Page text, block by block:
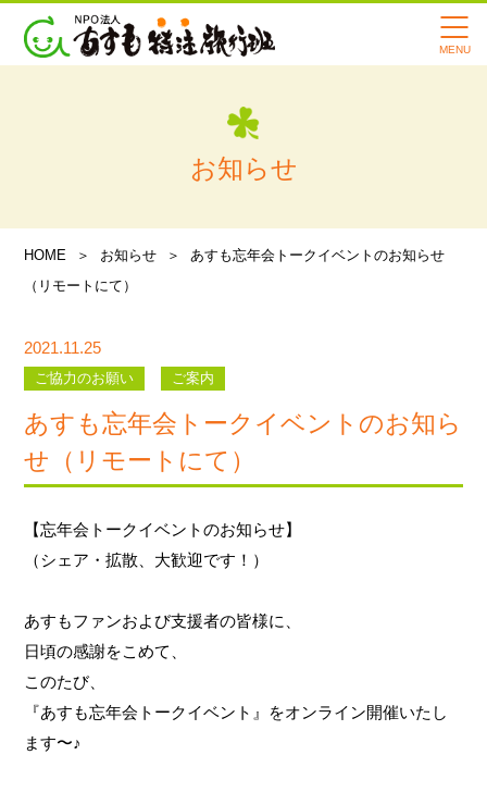
あすもの転院サービスの特徴
付・支援のお願い
習会・イベント情報
知らせ
受付時間 月～金 8:30~18:30
定休日 日、祝
お知らせ
HOME お知らせ
あすも忘年会トークイベントのお知らせ
（リモートにて）
2021.11.25
ご協力のお願い ご案内
あすも忘年会トークイベントのお知ら
せ（リモートにて）
【忘年会トークイベントのお知らせ】
（シェア・拡散、大歓迎です！）
あすもファンおよび支援者の皆様に、
日頃の感謝をこめて、
このたび、
『あすも忘年会トークイベント』をオンライン開催いたし
ます〜♪